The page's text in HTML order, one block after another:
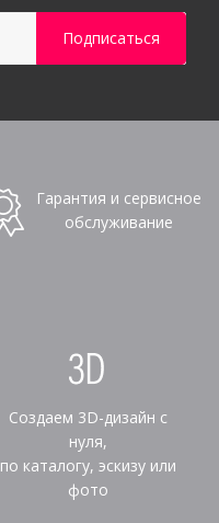
Гарантия и сервисное
обслуживание
Создаем 3D-дизайн с
нуля,
по каталогу, эскизу или
фото